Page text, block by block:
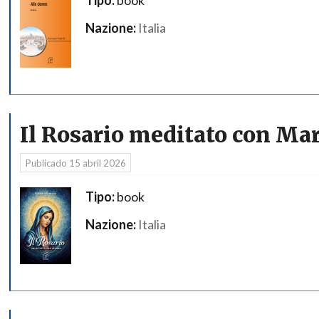
Nazione: Italia
Il Rosario meditato con
Publicado 15 abril 2026
Tipo:book
Nazione: Italia